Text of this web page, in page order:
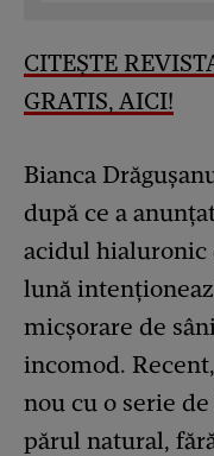
CITEȘTE
GRATIS, AICI!
Bianca
după ce a
acidul hialuronic
lună
micșorare de
incomod.
nou cu o serie
părul natural,